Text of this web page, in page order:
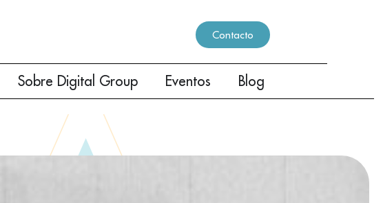
Contacto
Sobre Digital Group Eventos Blog